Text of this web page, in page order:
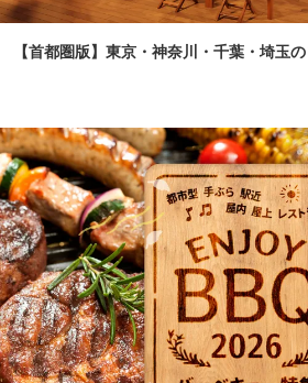
【首都圏版】東京・神奈川・千葉・埼玉